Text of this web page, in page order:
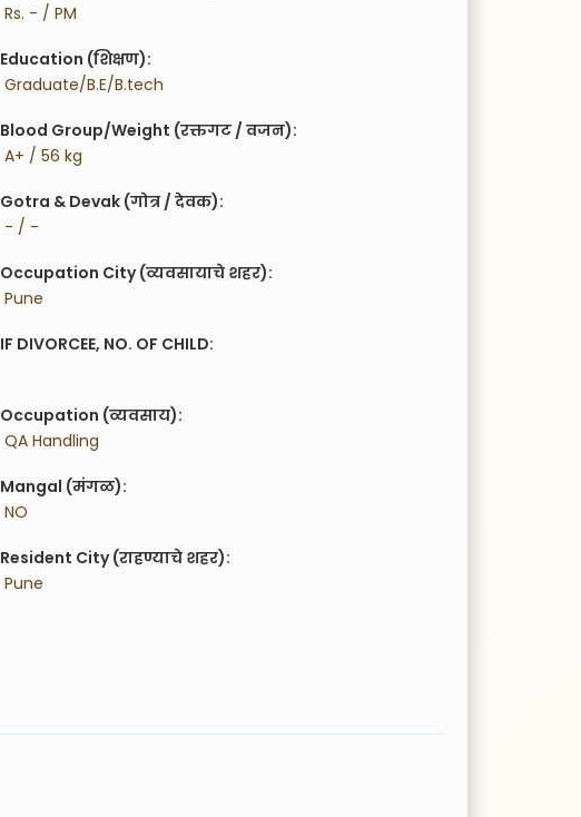
Rs. - / PM
Education (शिक्षण):
Graduate/B.E/B.tech
Blood Group/Weight (रक्तगट / वजन):
A+ / 56 kg
Gotra & Devak (गोत्र / देवक):
- / -
Occupation City (व्यवसायाचे शहर):
Pune
IF DIVORCEE, NO. OF CHILD:
Occupation (व्यवसाय):
QA Handling
Mangal (मंगळ):
NO
Resident City (राहण्याचे शहर):
Pune